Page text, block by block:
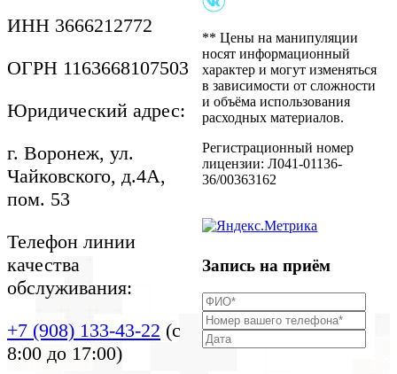
Согласие пациента на
осмотр
распорядка
Приказы на проведение
Информация для
пациентов
ИНН 3666212772
ОГРН 1163668107503
Юридический адрес:
г. Воронеж, ул.
Чайковского, д.4А,
пом. 53
Телефон линии
качества
обслуживания:
+7 (908) 133-43-22 (с
8:00 до 17:00)
** Цены на манипуляции
носят информационный
характер и могут изменяться
в зависимости от сложности
и объёма использования
расходных материалов.
Регистрационный номер
лицензии: Л041-01136-
36/00363162
Запись на приём